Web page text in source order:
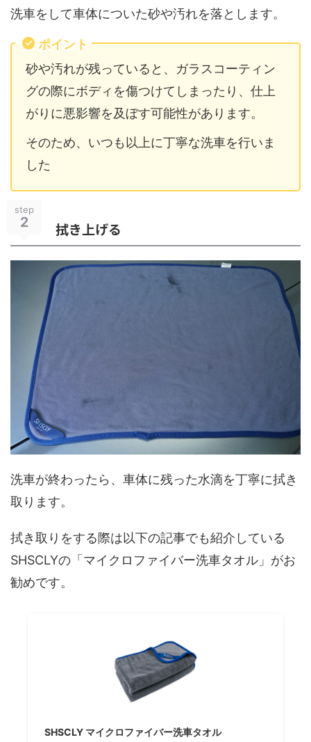
洗車をして車体についた砂や汚れを落とします。
ポイント
砂や汚れが残っていると、ガラスコーティン
グの際にボディを傷つけてしまったり、仕上
がりに悪影響を及ぼす可能性があります。
そのため、いつも以上に丁寧な洗車を行いま
した
step
2 拭き上げる
洗車が終わったら、車体に残った水滴を丁寧に拭き
取ります。
拭き取りをする際は以下の記事でも紹介している
SHSCLYの「マイクロファイバー洗車タオル」がお
勧めです。
SHSCLY マイクロファイバー洗車タオル